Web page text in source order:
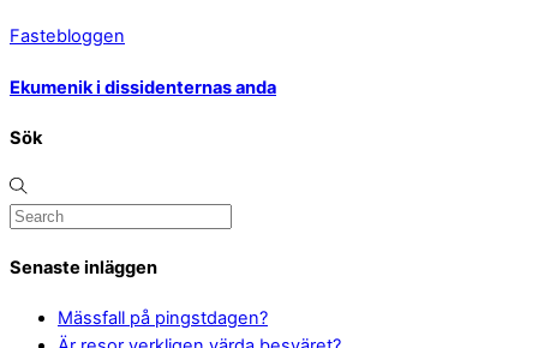
Fastebloggen
Ekumenik i dissidenternas anda
Sök
Senaste inläggen
Mässfall på pingstdagen?